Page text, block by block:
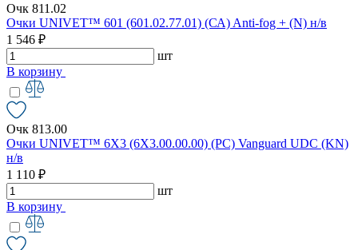
Очк 811.02
Очки UNIVET™ 601 (601.02.77.01) (СА) Anti-fog + (N) н/в
1 546 ₽
шт
В корзину
Очк 813.00
Очки UNIVET™ 6X3 (6X3.00.00.00) (РС) Vanguard UDC (KN)
н/в
1 110 ₽
шт
В корзину